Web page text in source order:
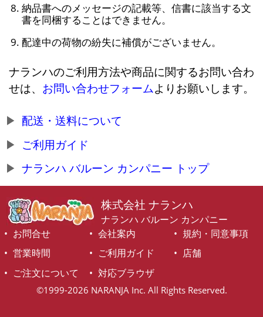
納品書へのメッセージの記載等、信書に該当する文
書を同梱することはできません。
配達中の荷物の紛失に補償がございません。
ナランハのご利用方法や商品に関するお問い合わ
せは、 お問い合わせフォームよりお願いします。
配送・送料について
ご利用ガイド
ナランハ バルーン カンパニー トップ
株式会社 ナランハ
ナランハ バルーン カンパニー
お問合せ
会社案内
規約・同意事項
営業時間
ご利用ガイド
店舗
ご注文について
対応ブラウザ
©1999-2026 NARANJA Inc. All Rights Reserved.